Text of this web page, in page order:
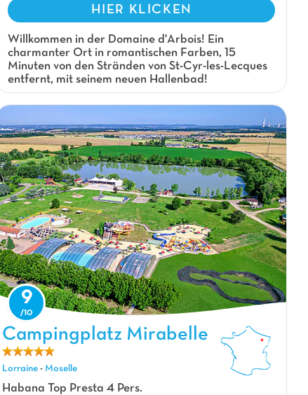
HIER KLICKEN
Willkommen in der Domaine d'Arbois! Ein
charmanter Ort in romantischen Farben, 15
Minuten von den Stränden von St-Cyr-les-Lecques
entfernt, mit seinem neuen Hallenbad!
Campingplatz Mirabelle, Campingplatz Lorraine
9
Campingplatz Mirabelle
Lorraine - Moselle
Habana Top Presta 4 Pers.